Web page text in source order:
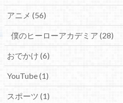
アニメ (56)
僕のヒーローアカデミア (28)
おでかけ (6)
YouTube(1)
スポーツ (1)